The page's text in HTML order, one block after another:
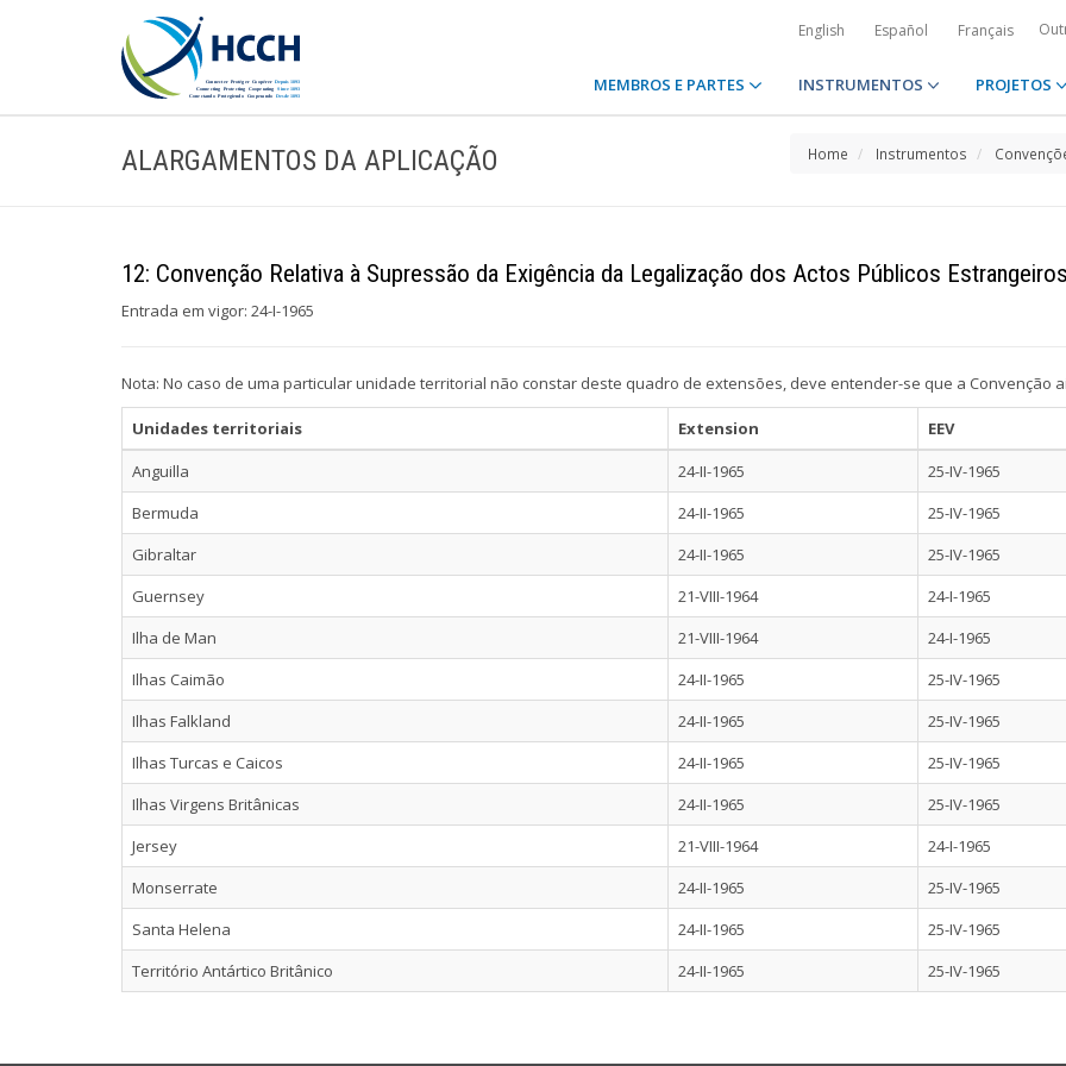
English Español Français
MEMBROS E PARTES INSTRUMENTOS PROJETOS
ALARGAMENTOS DA APLICAÇÃO Home Instrumentos
12: Convenção Relativa à Supressão da Exigência da Legalização dos Actos Públicos
Entrada em vigor: 24-I-1965
Nota: No caso de uma particular unidade territorial não constar deste quadro de extensões, deve entender-se que a Convenção
Unidades territoriais Extension
EEV
Anguilla
24-II-1965
25-IV-1965
Bermuda
24-II-1965
25-IV-1965
Gibraltar
24-II-1965
25-IV-1965
Guernsey
21-VIII-1964
24-I-1965
Ilha de Man
21-VIII-1964
24-I-1965
Ilhas Caimão
24-II-1965
25-IV-1965
Ilhas Falkland
24-II-1965
25-IV-1965
Ilhas Turcas e Caicos
24-II-1965
25-IV-1965
Ilhas Virgens Britânicas
24-II-1965
25-IV-1965
Jersey
21-VIII-1964
24-I-1965
Monserrate
24-II-1965
25-IV-1965
Santa Helena
24-II-1965
25-IV-1965
Território Antártico Britânico
24-II-1965 25-IV-1965